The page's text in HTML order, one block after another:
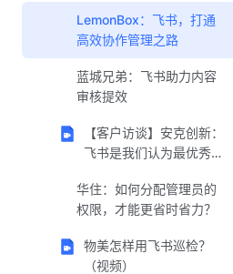
化企业产品（视频）
LemonBox：飞书，打通
高效协作管理之路
蓝城兄弟：飞书助力内容
审核提效
【客户访谈】安克创新：
飞书是我们认为最优秀的
华住：如何分配管理员的
权限，才能更省时省力？
物美怎样用飞书巡检？
（视频）